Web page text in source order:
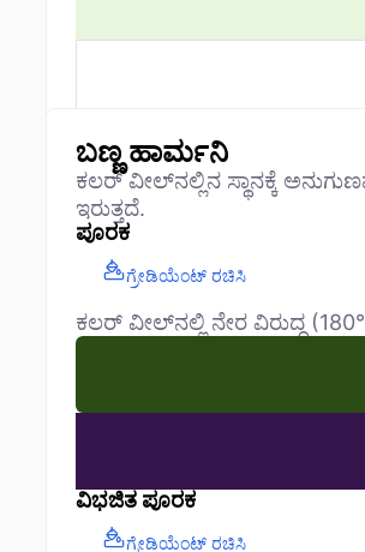
ಬಣ್ಣ ಹಾರ್ಮನಿ
ಕಲರ್ ವೀಲ್‌ನಲ್ಲಿನ ಸ್ಥಾನಕ್ಕೆ
ಇರುತ್ತದೆ.
ಪೂರಕ
ಗ್ರೇಡಿಯೆಂಟ್ ರಚಿಸಿ
ಕಲರ್ ವೀಲ್‌ನಲ್ಲಿ ನೇರ ವಿರುದ್ಧ
ವಿಭಜಿತ ಪೂರಕ
ಗ್ರೇಡಿಯೆಂಟ್ ರಚಿಸಿ